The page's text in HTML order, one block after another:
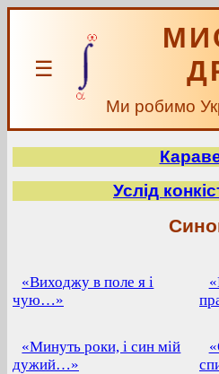
☰
Ми робимо
Услід
«Виходжу в поле я і
чую…»
«Минуть роки, і син мій
дужий…»